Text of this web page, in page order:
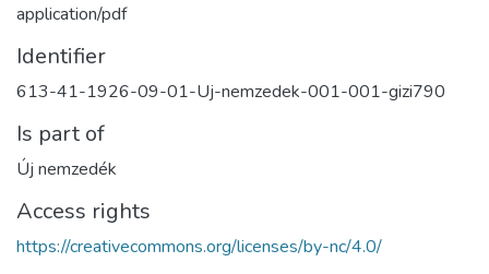
application/pdf
Identifier
613-41-1926-09-01-Uj-nemzedek-001-001-gizi790
Is part of
Új nemzedék
Access rights
https://creativecommons.org/licenses/by-nc/4.0/